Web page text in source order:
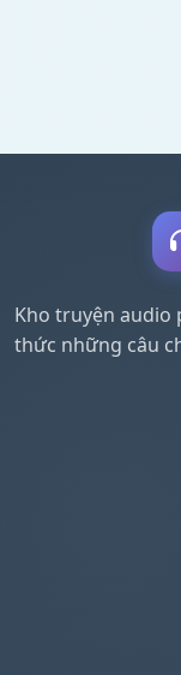
Kho truyện audio
thức những câu